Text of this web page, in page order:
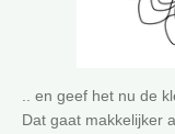
.. en geef het nu de
Dat gaat makkelijker